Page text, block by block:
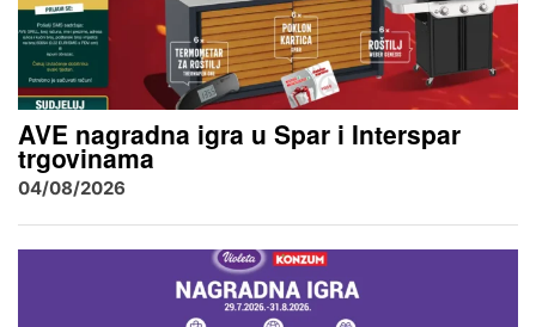
AVE nagradna igra u Spar i Interspar
trgovinama
04/08/2026